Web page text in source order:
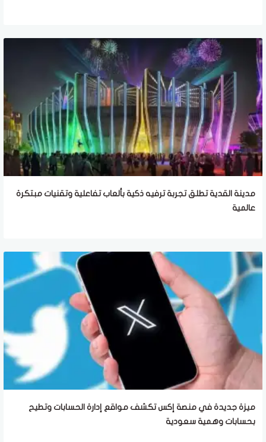
مدينة القدية تطلق تجربة ترفيه ذكية بألعاب تفاعلية وتقنيات مبتكرة
عالمية
ميزة جديدة في منصة إكس تكشف مواقع إدارة الحسابات وتطيح
بحسابات وهمية سعودية